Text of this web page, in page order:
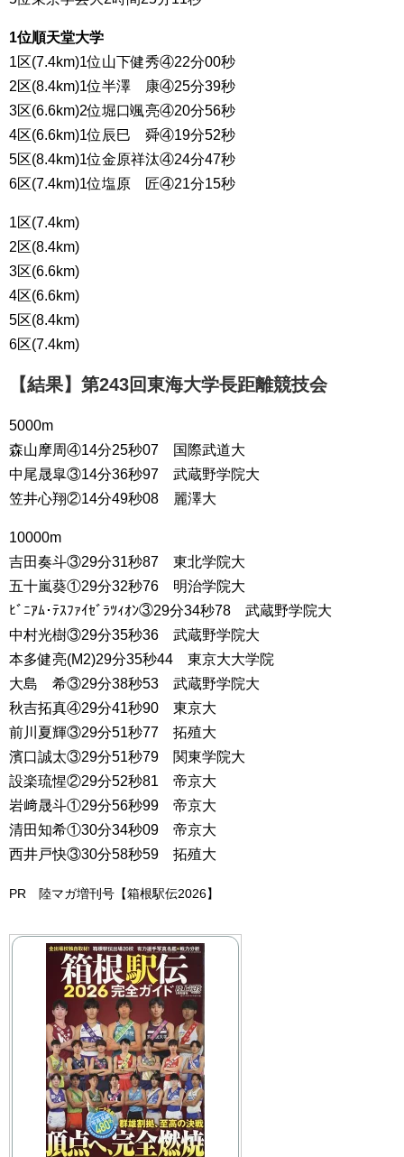
1位順天堂大学
1区(7.4km)1位山下健秀④22分00秒
2区(8.4km)1位半澤 康④25分39秒
3区(6.6km)2位堀口颯亮④20分56秒
4区(6.6km)1位辰巳 舜④19分52秒
5区(8.4km)1位金原祥汰④24分47秒
6区(7.4km)1位塩原 匠④21分15秒
1区(7.4km)
2区(8.4km)
3区(6.6km)
4区(6.6km)
5区(8.4km)
6区(7.4km)
【結果】第243回東海大学長距離競技会
5000m
森山摩周④14分25秒07 国際武道大
中尾晟皐③14分36秒97 武蔵野学院大
笠井心翔②14分49秒08 麗澤大
10000m
吉田奏斗③29分31秒87 東北学院大
五十嵐葵①29分32秒76 明治学院大
ﾋﾞﾆｱﾑ･ﾃｽﾌｧｲｾﾞﾗﾂｨｵﾝ③29分34秒78 武蔵野学院大
中村光樹③29分35秒36 武蔵野学院大
本多健亮(M2)29分35秒44 東京大大学院
大島 希③29分38秒53 武蔵野学院大
秋吉拓真④29分41秒90 東京大
前川夏輝③29分51秒77 拓殖大
濱口誠太③29分51秒79 関東学院大
設楽琉惺②29分52秒81 帝京大
岩﨑晟斗①29分56秒99 帝京大
清田知希①30分34秒09 帝京大
西井戸快③30分58秒59 拓殖大
PR 陸マガ増刊号【箱根駅伝2026】